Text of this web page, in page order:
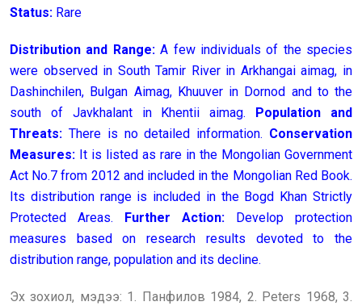
Status: Rare
Distribution and Range:A few individuals of the species
were observed in South Tamir River in Arkhangai aimag, in
Dashinchilen, Bulgan Aimag, Khuuver in Dornod and to the
south of Javkhalant in Khentii aimag. Population and
Threats: There is no detailed information. Conservation
Measures: It is listed as rare in the Mongolian Government
Act No.7 from 2012 and included in the Mongolian Red Book.
Its distribution range is included in the Bogd Khan Strictly
Protected Areas. Further Action: Develop protection
measures based on research results devoted to the
distribution range, population and its decline.
Эх зохиол, мэдээ: 1. Панфилов 1984, 2. Peters 1968, 3.